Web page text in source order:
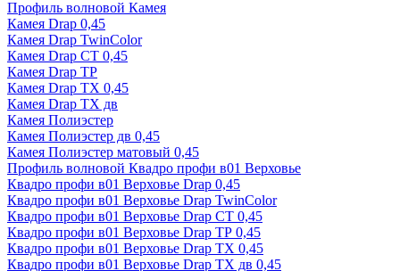
Профиль волновой Камея
Камея Drap 0,45
Камея Drap TwinColor
Камея Drap СТ 0,45
Камея Drap ТР
Камея Drap ТХ 0,45
Камея Drap ТХ дв
Камея Полиэстер
Камея Полиэстер дв 0,45
Камея Полиэстер матовый 0,45
Профиль волновой Квадро профи в01 Верховье
Квадро профи в01 Верховье Drap 0,45
Квадро профи в01 Верховье Drap TwinColor
Квадро профи в01 Верховье Drap СТ 0,45
Квадро профи в01 Верховье Drap ТР 0,45
Квадро профи в01 Верховье Drap ТХ 0,45
Квадро профи в01 Верховье Drap ТХ дв 0,45